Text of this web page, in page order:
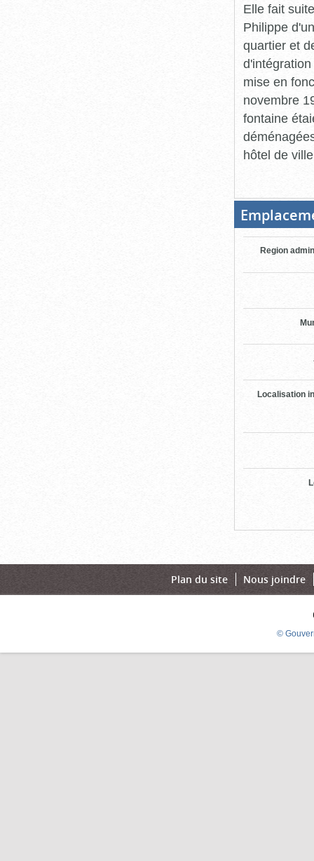
Elle fait
Philippe
quartier et
mise en
novembre
fontaine
hôtel de
Region
Localisation
Plan du site Nous joindre
©